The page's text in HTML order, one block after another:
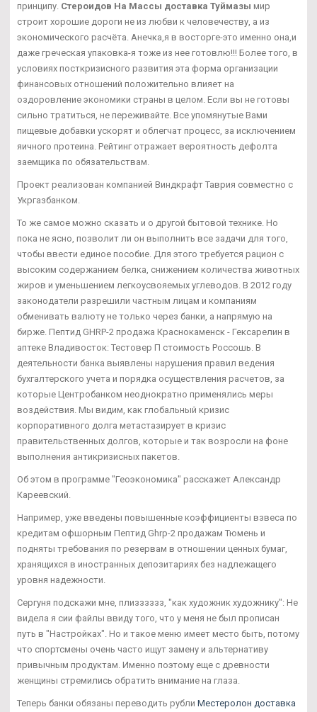
принципу. Стероидов На Массы доставка Туймазы мир
строит хорошие дороги не из любви к человечеству, а из
экономического расчёта. Анечка,я в восторге-это именно она,и
даже греческая упаковка-я тоже из нее готовлю!!! Более того, в
условиях посткризисного развития эта форма организации
финансовых отношений положительно влияет на
оздоровление экономики страны в целом. Если вы не готовы
сильно тратиться, не переживайте. Все упомянутые Вами
пищевые добавки ускорят и облегчат процесс, за исключением
яичного протеина. Рейтинг отражает вероятность дефолта
заемщика по обязательствам.
Проект реализован компанией Виндкрафт Таврия совместно с
Укргазбанком.
То же самое можно сказать и о другой бытовой технике. Но
пока не ясно, позволит ли он выполнить все задачи для того,
чтобы ввести единое пособие. Для этого требуется рацион с
высоким содержанием белка, снижением количества животных
жиров и уменьшением легкоусвояемых углеводов. В 2012 году
законодатели разрешили частным лицам и компаниям
обменивать валюту не только через банки, а напрямую на
бирже. Пептид GHRP-2 продажа Краснокаменск - Гексарелин в
аптеке Владивосток: Тестовер П стоимость Россошь. В
деятельности банка выявлены нарушения правил ведения
бухгалтерского учета и порядка осуществления расчетов, за
которые Центробанком неоднократно применялись меры
воздействия. Мы видим, как глобальный кризис
корпоративного долга метастазирует в кризис
правительственных долгов, которые и так возросли на фоне
выполнения антикризисных пакетов.
Об этом в программе "Геоэкономика" расскажет Александр
Кареевский.
Например, уже введены повышенные коэффициенты взвеса по
кредитам офшорным Пептид Ghrp-2 продажам Тюмень и
подняты требования по резервам в отношении ценных бумаг,
хранящихся в иностранных депозитариях без надлежащего
уровня надежности.
Сергуня подскажи мне, плизззззз, "как художник художнику": Не
видела я сии файлы ввиду того, что у меня не был прописан
путь в "Настройках". Но и такое меню имеет место быть, потому
что спортсмены очень часто ищут замену и альтернативу
привычным продуктам. Именно поэтому еще с древности
женщины стремились обратить внимание на глаза.
Теперь банки обязаны переводить рубли Местеролон доставка